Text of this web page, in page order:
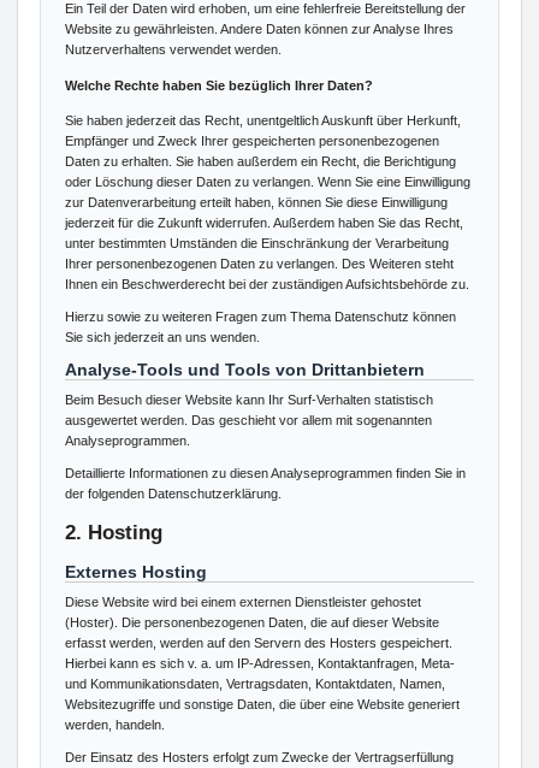
Ein Teil der Daten wird erhoben, um eine fehlerfreie Bereitstellung der
Website zu gewährleisten. Andere Daten können zur Analyse Ihres
Nutzerverhaltens verwendet werden.
Welche Rechte haben Sie bezüglich Ihrer Daten?
Sie haben jederzeit das Recht, unentgeltlich Auskunft über Herkunft,
Empfänger und Zweck Ihrer gespeicherten personenbezogenen
Daten zu erhalten. Sie haben außerdem ein Recht, die Berichtigung
oder Löschung dieser Daten zu verlangen. Wenn Sie eine Einwilligung
zur Datenverarbeitung erteilt haben, können Sie diese Einwilligung
jederzeit für die Zukunft widerrufen. Außerdem haben Sie das Recht,
unter bestimmten Umständen die Einschränkung der Verarbeitung
Ihrer personenbezogenen Daten zu verlangen. Des Weiteren steht
Ihnen ein Beschwerderecht bei der zuständigen Aufsichtsbehörde zu.
Hierzu sowie zu weiteren Fragen zum Thema Datenschutz können
Sie sich jederzeit an uns wenden.
Analyse-Tools und Tools von Dritt­anbietern
Beim Besuch dieser Website kann Ihr Surf-Verhalten statistisch
ausgewertet werden. Das geschieht vor allem mit sogenannten
Analyseprogrammen.
Detaillierte Informationen zu diesen Analyseprogrammen finden Sie in
der folgenden Datenschutzerklärung.
2. Hosting
Externes Hosting
Diese Website wird bei einem externen Dienstleister gehostet
(Hoster). Die personenbezogenen Daten, die auf dieser Website
erfasst werden, werden auf den Servern des Hosters gespeichert.
Hierbei kann es sich v. a. um IP-Adressen, Kontaktanfragen, Meta-
und Kommunikationsdaten, Vertragsdaten, Kontaktdaten, Namen,
Websitezugriffe und sonstige Daten, die über eine Website generiert
werden, handeln.
Der Einsatz des Hosters erfolgt zum Zwecke der Vertragserfüllung